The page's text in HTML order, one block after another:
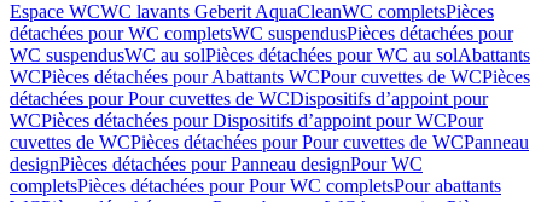
Espace WCWC lavants Geberit AquaCleanWC completsPièces
détachées pour WC completsWC suspendusPièces détachées pour
WC suspendusWC au solPièces détachées pour WC au solAbattants
WCPièces détachées pour Abattants WCPour cuvettes de WCPièces
détachées pour Pour cuvettes de WCDispositifs d’appoint pour
WCPièces détachées pour Dispositifs d’appoint pour WCPour
cuvettes de WCPièces détachées pour Pour cuvettes de WCPanneau
designPièces détachées pour Panneau designPour WC
completsPièces détachées pour Pour WC completsPour abattants